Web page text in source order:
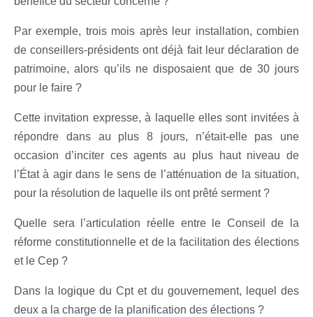
Par exemple, trois mois après leur installation, combien
de conseillers-présidents ont déjà fait leur déclaration de
patrimoine, alors qu’ils ne disposaient que de 30 jours
pour le faire ?
Cette invitation expresse, à laquelle elles sont invitées à
répondre dans au plus 8 jours, n’était-elle pas une
occasion d’inciter ces agents au plus haut niveau de
l’État à agir dans le sens de l’atténuation de la situation,
pour la résolution de laquelle ils ont prêté serment ?
Quelle sera l’articulation réelle entre le Conseil de la
réforme constitutionnelle et de la facilitation des élections
et le Cep ?
Dans la logique du Cpt et du gouvernement, lequel des
deux a la charge de la planification des élections ?